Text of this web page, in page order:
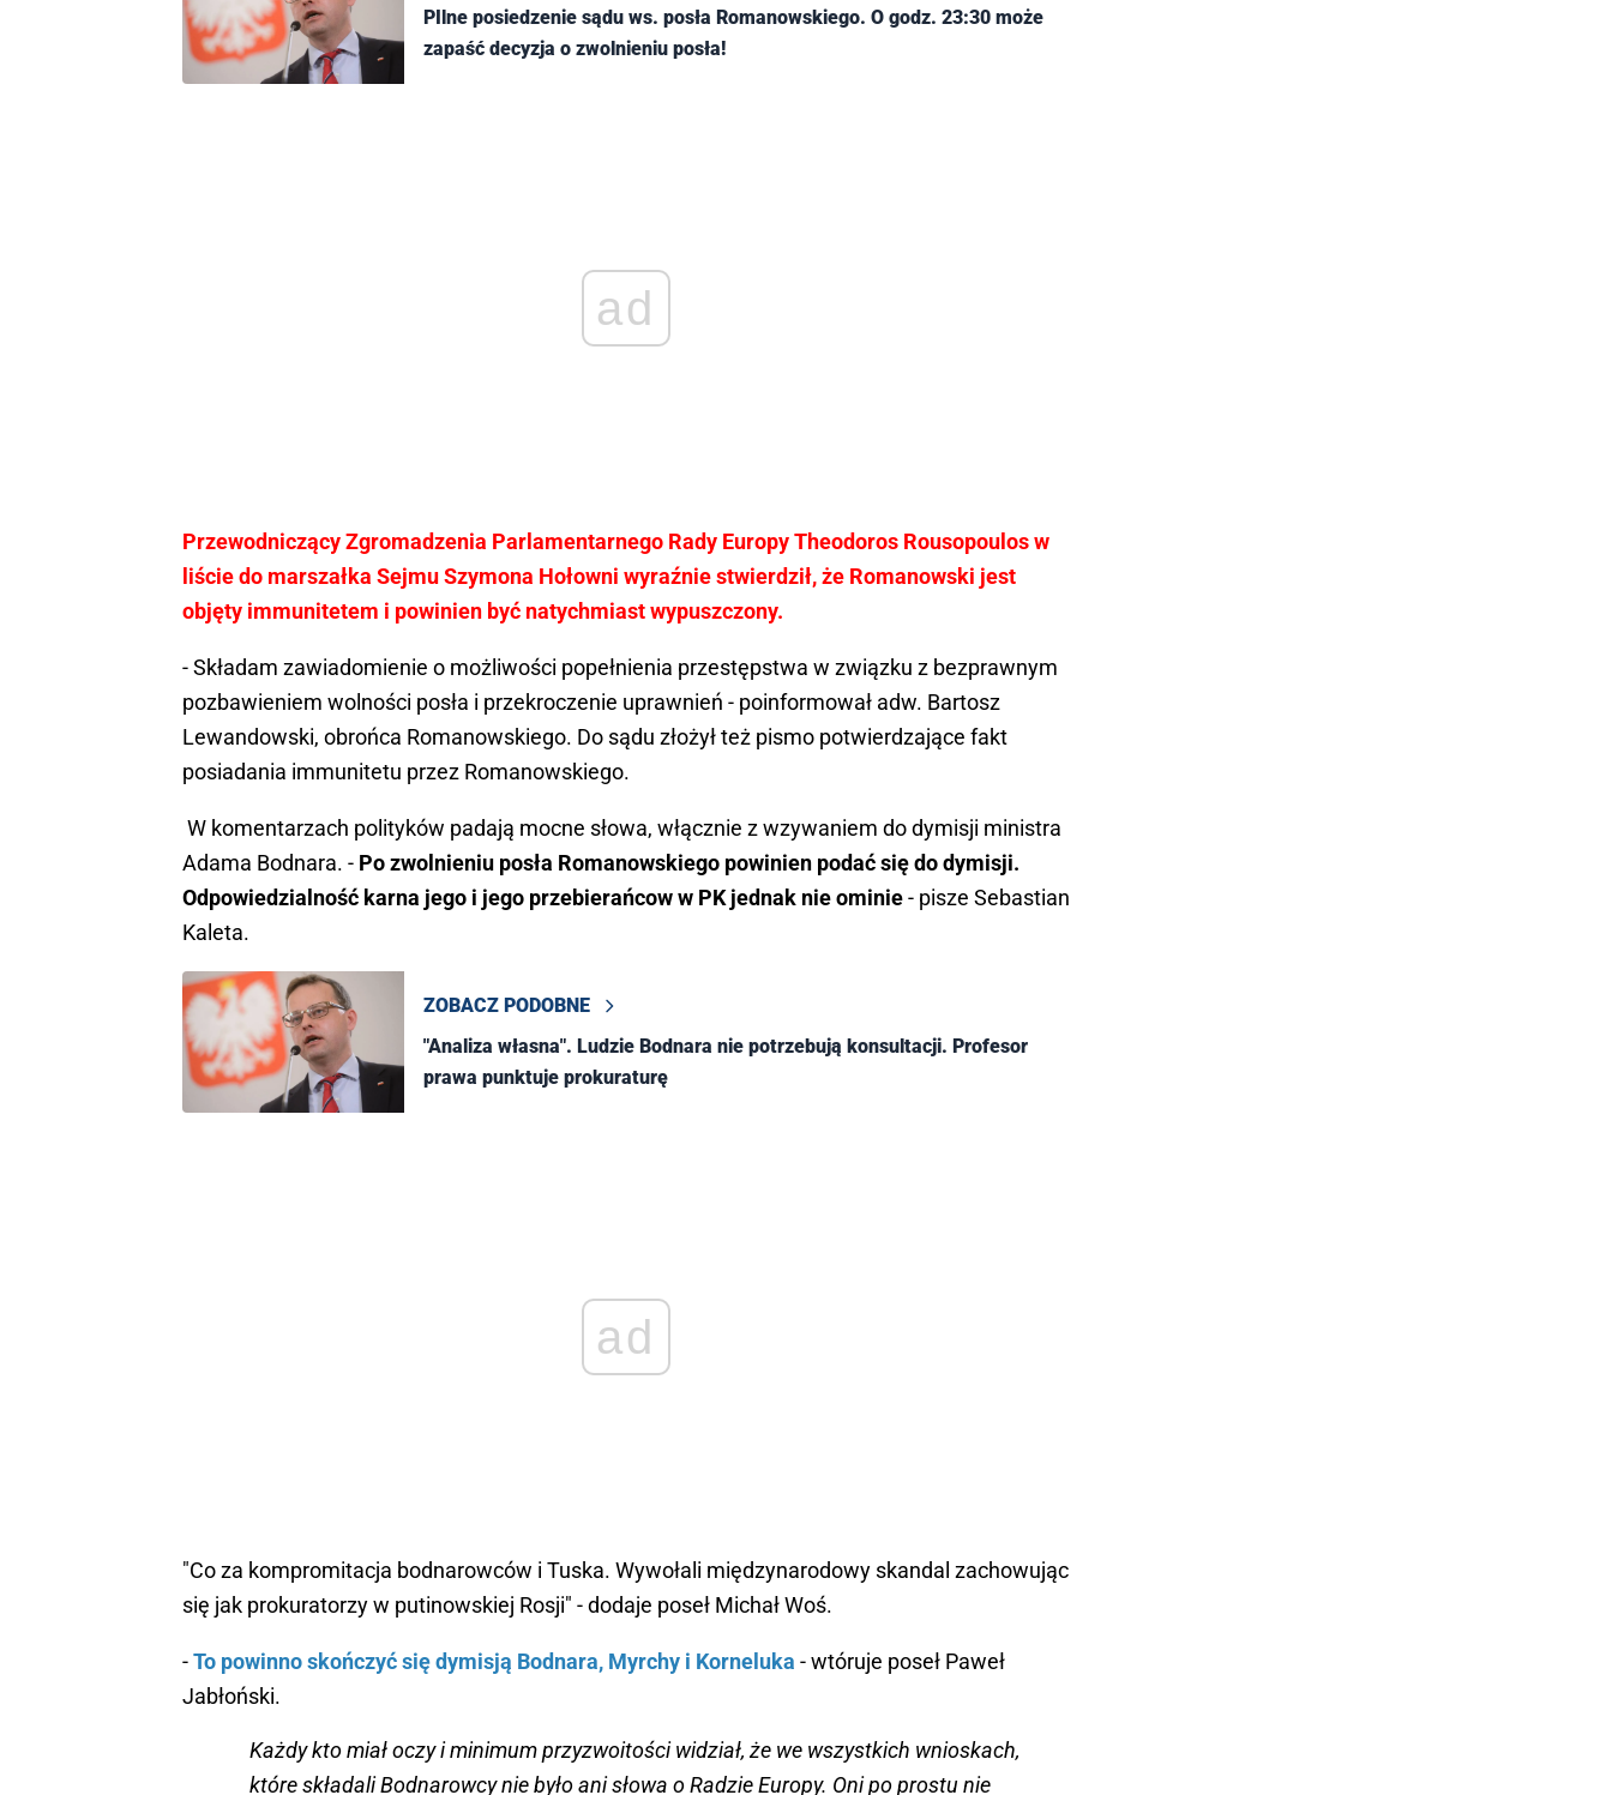
PIlne posiedzenie sądu ws. posła Romanowskiego. O godz. 23:30 może
zapaść decyzja o zwolnieniu posła!
ad
Przewodniczący Zgromadzenia Parlamentarnego Rady Europy Theodoros Rousopoulos w
liście do marszałka Sejmu Szymona Hołowni wyraźnie stwierdził, że Romanowski jest
objęty immunitetem i powinien być natychmiast wypuszczony.
- Składam zawiadomienie o możliwości popełnienia przestępstwa w związku z bezprawnym
pozbawieniem wolności posła i przekroczenie uprawnień - poinformował adw. Bartosz
Lewandowski, obrońca Romanowskiego. Do sądu złożył też pismo potwierdzające fakt
posiadania immunitetu przez Romanowskiego.
W komentarzach polityków padają mocne słowa, włącznie z wzywaniem do dymisji ministra
Adama Bodnara. - Po zwolnieniu posła Romanowskiego powinien podać się do dymisji.
Odpowiedzialność karna jego i jego przebierańcow w PK jednak nie ominie- pisze Sebastian
Kaleta.
ZOBACZ PODOBNE
"Analiza własna". Ludzie Bodnara nie potrzebują konsultacji. Profesor
prawa punktuje prokuraturę
ad
"Co za kompromitacja bodnarowców i Tuska. Wywołali międzynarodowy skandal zachowując
się jak prokuratorzy w putinowskiej Rosji" - dodaje poseł Michał Woś.
-To powinno skończyć się dymisją Bodnara, Myrchy i Korneluka - wtóruje poseł Paweł
Jabłoński.
Każdy kto miał oczy i minimum przyzwoitości widział, że we wszystkich wnioskach,
które składali Bodnarowcy nie było ani słowa o Radzie Europy. Oni po prostu nie